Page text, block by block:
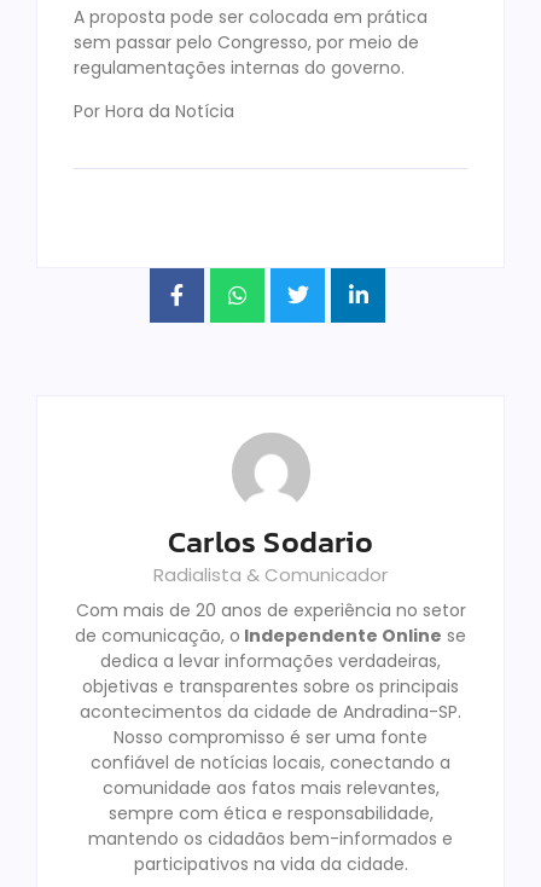
A proposta pode ser colocada em prática
sem passar pelo Congresso, por meio de
regulamentações internas do governo.
Por Hora da Notícia
Carlos Sodario
Radialista & Comunicador
Com mais de 20 anos de experiência no setor
de comunicação, o Independente Online se
dedica a levar informações verdadeiras,
objetivas e transparentes sobre os principais
acontecimentos da cidade de Andradina-SP.
Nosso compromisso é ser uma fonte
confiável de notícias locais, conectando a
comunidade aos fatos mais relevantes,
sempre com ética e responsabilidade,
mantendo os cidadãos bem-informados e
participativos na vida da cidade.